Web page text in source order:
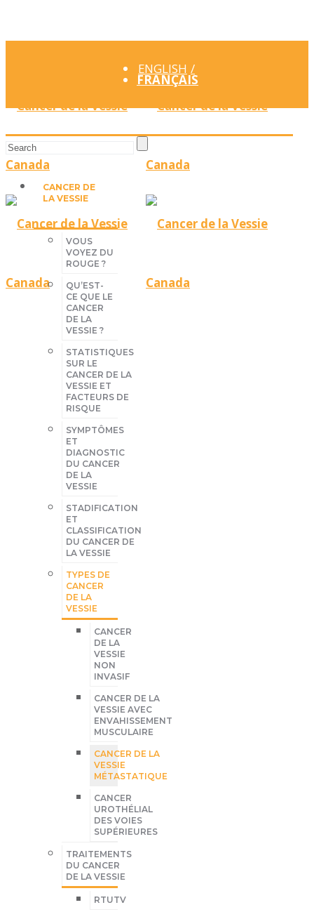
ENGLISH
FRANÇAIS
CANCER DE
LA VESSIE
VOUS
VOYEZ DU
ROUGE ?
QU’EST-
CE QUE LE
CANCER
DE LA
VESSIE ?
STATISTIQUES
SUR LE
CANCER DE LA
VESSIE ET
FACTEURS DE
RISQUE
SYMPTÔMES
ET
DIAGNOSTIC
DU CANCER
DE LA
VESSIE
STADIFICATION
ET
CLASSIFICATION
DU CANCER DE
LA VESSIE
TYPES DE
CANCER
DE LA
VESSIE
CANCER
DE LA
VESSIE
NON
INVASIF
CANCER DE LA
VESSIE AVEC
ENVAHISSEMENT
MUSCULAIRE
CANCER DE LA
VESSIE
MÉTASTATIQUE
CANCER
UROTHÉLIAL
DES VOIES
SUPÉRIEURES
TRAITEMENTS
DU CANCER
DE LA VESSIE
RTUTV